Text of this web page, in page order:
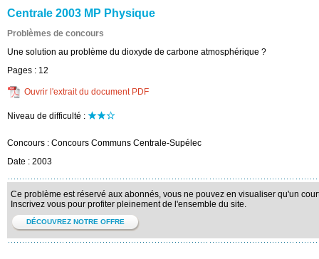
Centrale 2003 MP Physique
Problèmes de concours
Une solution au problème du dioxyde de carbone atmosphérique ?
Pages : 12
Ouvrir l'extrait du document PDF
Niveau de difficulté :
Concours : Concours Communs Centrale-Supélec
Date : 2003
Ce problème est réservé aux abonnés, vous ne pouvez en visualiser qu'un
Inscrivez vous pour profiter pleinement de l'ensemble du site.
DÉCOUVREZ NOTRE OFFRE